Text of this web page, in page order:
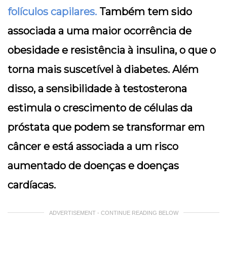
folículos capilares. Também tem sido
associada a uma maior ocorrência de
obesidade e resistência à insulina, o que o
torna mais suscetível à diabetes. Além
disso, a sensibilidade à testosterona
estimula o crescimento de células da
próstata que podem se transformar em
câncer e está associada a um risco
aumentado de doenças e doenças
cardíacas.
ADVERTISEMENT - CONTINUE READING BELOW